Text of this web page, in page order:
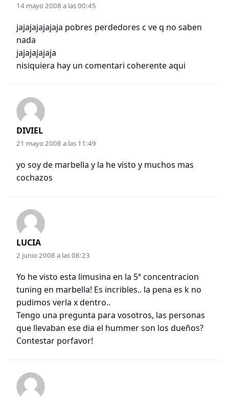
14 mayo 2008 a las 00:45
jajajajajajaja pobres perdedores c ve q no saben
nada
jajajajajaja
nisiquiera hay un comentari coherente aqui
DIVIEL
21 mayo 2008 a las 11:49
yo soy de marbella y la he visto y muchos mas
cochazos
LUCIA
2 junio 2008 a las 08:23
Yo he visto esta limusina en la 5ª concentracion
tuning en marbella! Es incribles.. la pena es k no
pudimos verla x dentro..
Tengo una pregunta para vosotros, las personas
que llevaban ese dia el hummer son los dueños?
Contestar porfavor!